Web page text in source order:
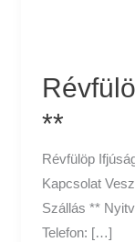
**
Révfülöp
Kapcsolat
Szállás **
Telefon: […]